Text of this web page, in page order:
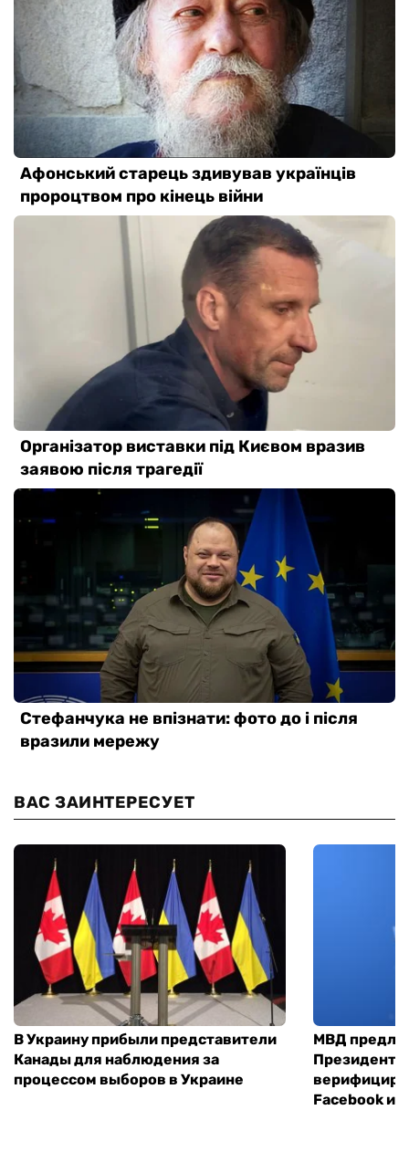
ВАС ЗАИНТЕРЕСУЕТ
В Украину прибыли представители
Канады для наблюдения за
процессом выборов в Украине
МВД
Facebook и